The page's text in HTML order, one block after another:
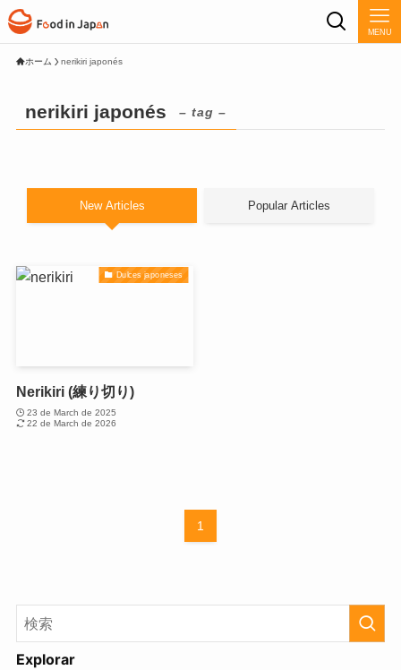
MENU
ホーム nerikiri japonés
nerikiri japonés – tag –
New Articles Popular Articles
Dulces japoneses
Nerikiri (練り切り)
23 de March de 2025
22 de March de 2026
1
Explorar